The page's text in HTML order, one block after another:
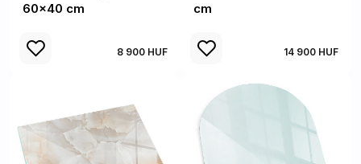
60x40 cm
8 900 HUF
cm
14 900 HUF